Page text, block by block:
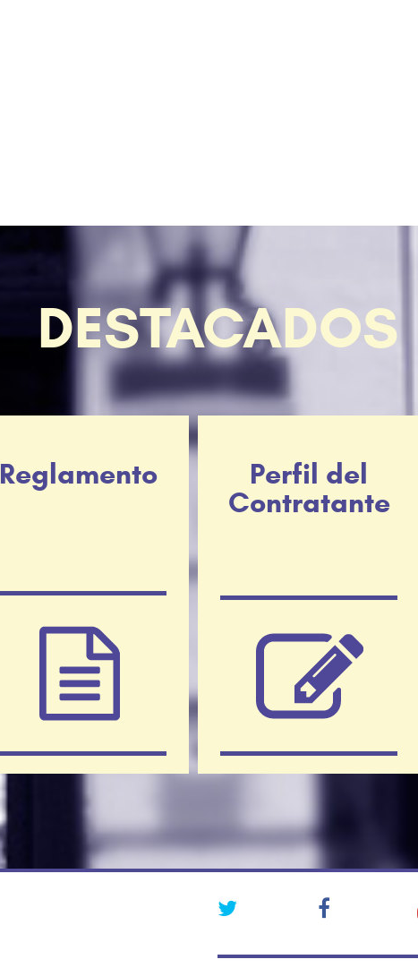
DESTACADOS
Reglamento
Perfil del
Contratante